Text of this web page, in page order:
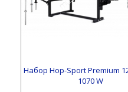
Набор Hop-Sport Premium
1070 W